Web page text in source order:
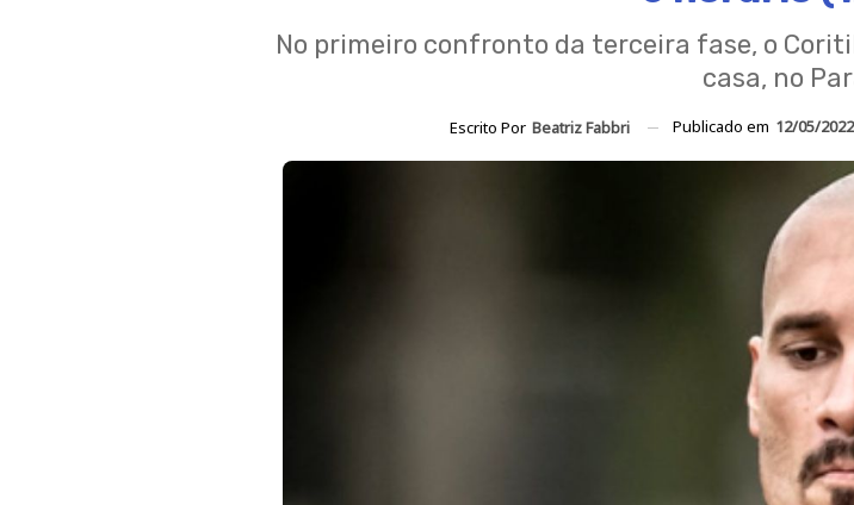
No primeiro confronto da terceira fase, o
casa, no
Escrito Por Beatriz Fabbri Publicado em 12/05/